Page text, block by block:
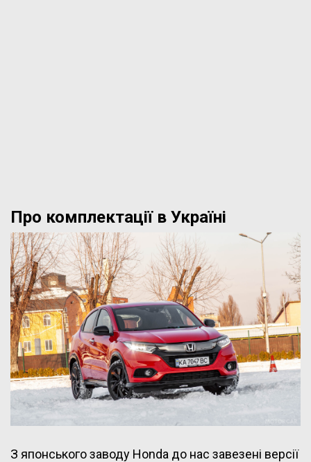
Про комплектації в Україні
З японського заводу Honda до нас завезені версії